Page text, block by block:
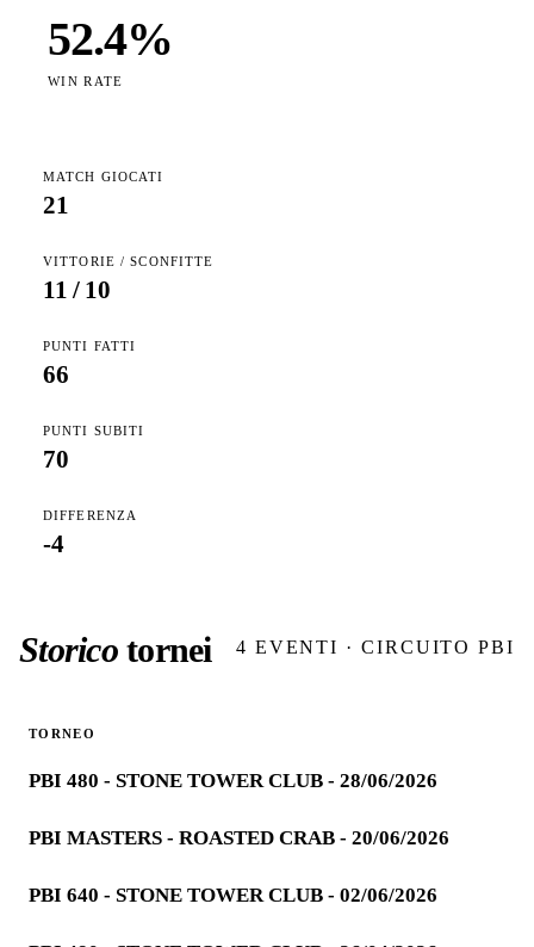
52.4%
WIN RATE
MATCH GIOCATI
21
VITTORIE / SCONFITTE
11 / 10
PUNTI FATTI
66
PUNTI SUBITI
70
DIFFERENZA
-4
Storicotornei 4 EVENTI · CIRCUITO PBI
TORNEO
PBI 480 - STONE TOWER CLUB - 28/06/2026
PBI MASTERS - ROASTED CRAB - 20/06/2026
PBI 640 - STONE TOWER CLUB - 02/06/2026